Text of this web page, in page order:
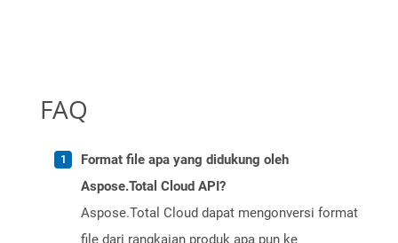
FAQ
Format file apa yang didukung oleh
Aspose.Total Cloud API?
Aspose.Total Cloud dapat mengonversi format
file dari rangkaian produk apa pun ke